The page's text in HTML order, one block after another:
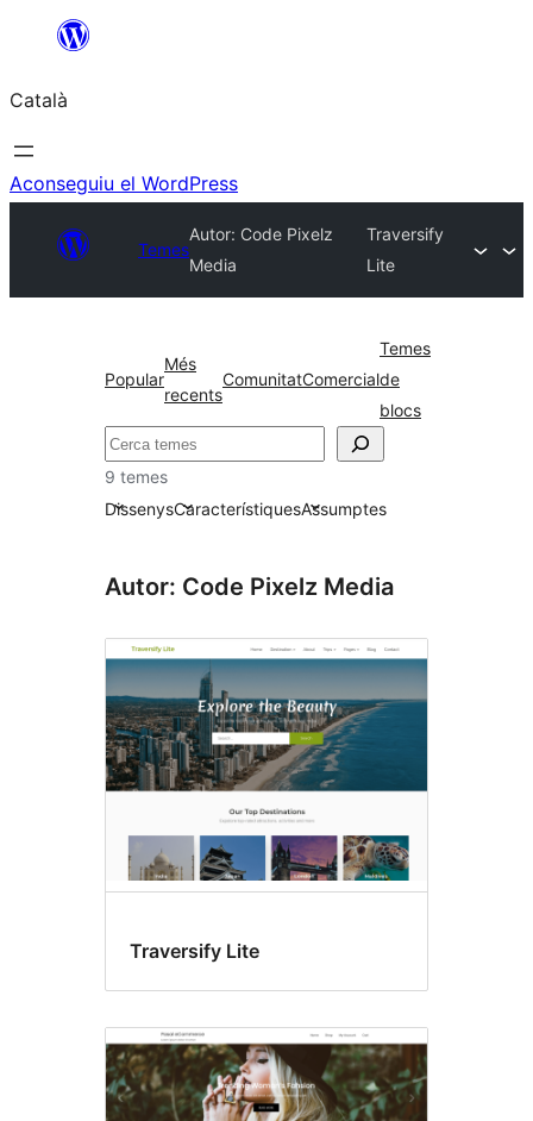
contingut
Català
Aconseguiu el WordPress
Temes
Autor: Code Pixelz
Media
Traversify
Lite
Popular
Més
recents
ComunitatComercial
Temes
de
blocs
Cerca
9 temes
DissenysCaracterístiquesAssumptes
Autor: Code Pixelz Media
Traversify Lite